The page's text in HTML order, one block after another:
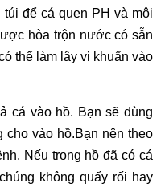
để cá quen PH và môi
hòa trộn nước có sẵn
thể làm lây vi khuẩn vào
cá vào hồ. Bạn sẽ dùng
cho vào hồ.Bạn nên theo
Nếu trong hồ đã có cá
không quấy rối hay